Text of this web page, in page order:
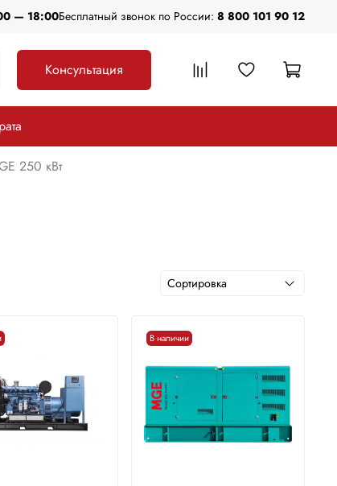
— 18:00Бесплатный звонок по России: 8 800 101 90 12
Консультация
250 кВт
В наличии